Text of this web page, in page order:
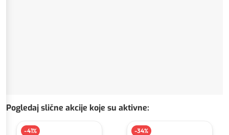
Pogledaj slične akcije koje su aktivne:
-41% -34%